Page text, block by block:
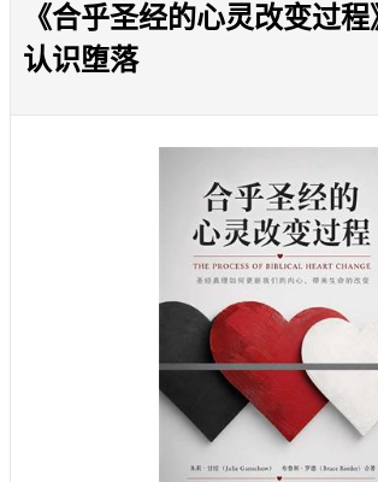
《合乎圣经的心灵改变过程
认识堕落